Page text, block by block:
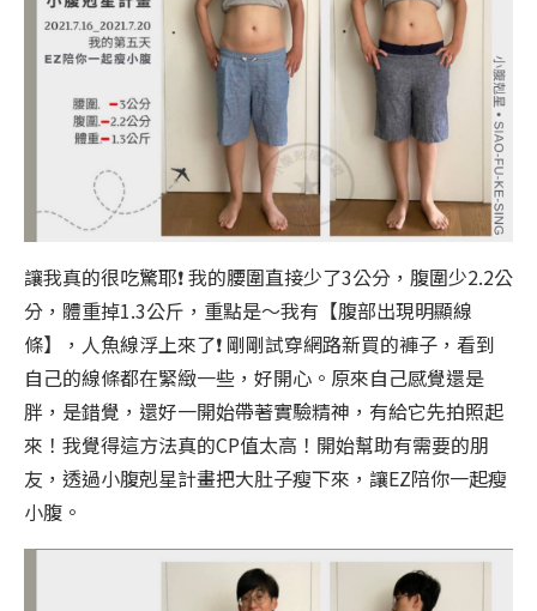
讓我真的很吃驚耶❗️我的腰圍直接少了3公分，腹圍少2.2公
分，體重掉1.3公斤，重點是～我有【腹部出現明顯線
條】，人魚線浮上來了❗️ 剛剛試穿網路新買的褲子，看到
自己的線條都在緊緻一些，好開心。原來自己感覺還是
胖，是錯覺，還好一開始帶著實驗精神，有給它先拍照起
來！我覺得這方法真的CP值太高！開始幫助有需要的朋
友，透過小腹剋星計畫把大肚子瘦下來，讓EZ陪你一起瘦
小腹。